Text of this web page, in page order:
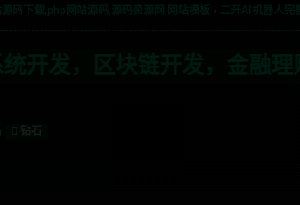
源码下载,php网站源码,源码资源网,网站模板
二开AI机器人完
，金融理财系统开发，
钻石